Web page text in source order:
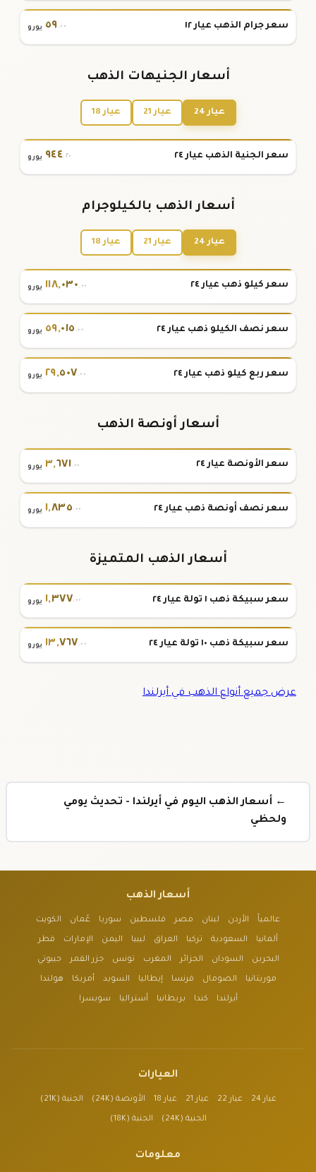
سعر جرام الذهب عيار ١٢ ٥٩.٠٠ يورو
أسعار الجنيهات الذهب
عيار 24 عيار 21 عيار 18
سعر الجنية الذهب عيار ٢٤ ٩٤٤.٢٠ يورو
أسعار الذهب بالكيلوجرام
عيار 24 عيار 21 عيار 18
سعر كيلو ذهب عيار ٢٤ ١١٨,٠٣٠.٠٠ يورو
سعر نصف الكيلو ذهب عيار ٢٤ ٥٩,٠١٥ .٠٠ يورو
سعر ربع كيلو ذهب عيار ٢٤ ٢٩,٥٠٧.٠٠ يورو
أسعار أونصة الذهب
سعر الأونصة عيار ٢٤ ٣,٦٧١.٠٠ يورو
سعر نصف أونصة ذهب عيار ٢٤ ١,٨٣٥.٠٠ يورو
أسعار الذهب المتميزة
سعر سبيكة ذهب ١ تولة عيار ٢٤ ١,٣٧٧.٠٠ يورو
سعر سبيكة ذهب ١٠ تولة عيار ٢٤ ١٣,٧٦٧.٠٠ يورو
عرض جميع أنواع الذهب في أيرلندا
← أسعار الذهب اليوم في أيرلندا - تحديث يومي
ولحظي
أسعار الذهب
عالمياً الأردن لبنان مصر فلسطين سوريا عُمان الكويت
ألمانيا السعودية تركيا العراق ليبيا اليمن الإمارات قطر
البحرين السودان الجزائر المغرب تونس جزر القمر جيبوتي
موريتانيا الصومال فرنسا إيطاليا السويد أمريكا هولندا
أيرلندا كندا بريطانيا أستراليا سويسرا
العيارات
عيار 24 عيار 22 عيار 21 عيار 18 الأونصة (24K) الجنية (21K)
الجنية (24K) الجنية (18K)
معلومات